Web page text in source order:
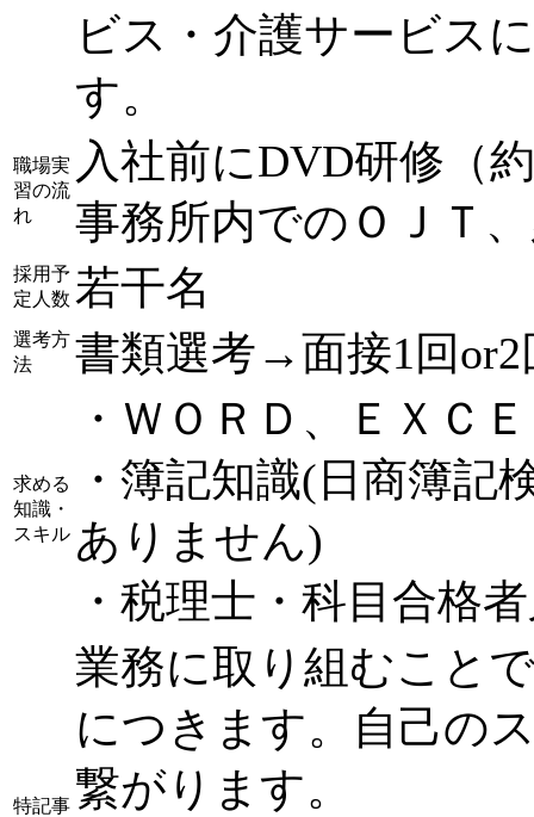
ビス・介護サービス
す。
職場実
習の流
れ
入社前にDVD研修（
事務所内でのＯＪＴ
採用予
定人数 若干名
選考方
法
書類選考→面接1回or2
求める
知識・
スキル
・ＷＯＲＤ、ＥＸＣ
・簿記知識(日商簿
ありません)
・税理士・科目合格
特記事
業務に取り組むこと
につきます。自己の
繋がります。